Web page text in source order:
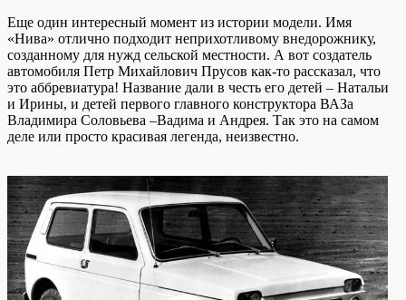
Еще один интересный момент из истории модели. Имя
«Нива» отлично подходит неприхотливому внедорожнику,
созданному для нужд сельской местности. А вот создатель
автомобиля Петр Михайлович Прусов как-то рассказал, что
это аббревиатура! Название дали в честь его детей – Натальи
и Ирины, и детей первого главного конструктора ВАЗа
Владимира Соловьева –Вадима и Андрея. Так это на самом
деле или просто красивая легенда, неизвестно.